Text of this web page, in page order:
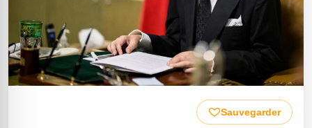
Sauvegarder